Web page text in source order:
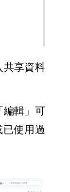
共享資料
輯」可
已使用過